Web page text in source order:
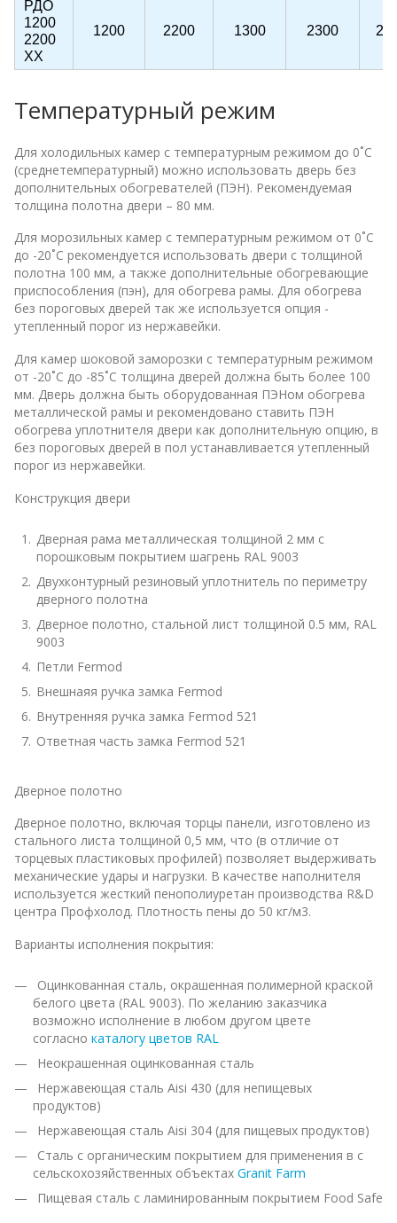
РДО
1200
2200
ХХ
1200 2200 1300 2300
Температурный режим
Для холодильных камер с температурным режимом до 0˚C
(среднетемпературный) можно использовать дверь без
дополнительных обогревателей (ПЭН). Рекомендуемая
толщина полотна двери – 80 мм.
Для морозильных камер с температурным режимом от 0˚C
до -20˚C рекомендуется использовать двери с толщиной
полотна 100 мм, а также дополнительные обогревающие
приспособления (пэн), для обогрева рамы. Для обогрева
без пороговых дверей так же используется опция -
утепленный порог из нержавейки.
Для камер шоковой заморозки с температурным режимом
от -20˚C до -85˚C толщина дверей должна быть более 100
мм. Дверь должна быть оборудованная ПЭНом обогрева
металлической рамы и рекомендовано ставить ПЭН
обогрева уплотнителя двери как дополнительную опцию, в
без пороговых дверей в пол устанавливается утепленный
порог из нержавейки.
Конструкция двери
Дверная рама металлическая толщиной 2 мм с
порошковым покрытием шагрень RAL 9003
Двухконтурный резиновый уплотнитель по периметру
дверного полотна
Дверное полотно, стальной лист толщиной 0.5 мм, RAL
9003
Петли Fermod
Внешнаяя ручка замка Fermod
Внутренняя ручка замка Fermod 521
Ответная часть замка Fermod 521
Дверное полотно
Дверное полотно, включая торцы панели, изготовлено из
стального листа толщиной 0,5 мм, что (в отличие от
торцевых пластиковых профилей) позволяет выдерживать
механические удары и нагрузки. В качестве наполнителя
используется жесткий пенополиуретан производства R&D
центра Профхолод. Плотность пены до 50 кг/м3.
Варианты исполнения покрытия:
Оцинкованная сталь, окрашенная полимерной краской
белого цвета (RAL 9003). По желанию заказчика
возможно исполнение в любом другом цвете
согласно каталогу цветов RAL
Неокрашенная оцинкованная сталь
Нержавеющая сталь Aisi 430 (для непищевых
продуктов)
Нержавеющая сталь Aisi 304 (для пищевых продуктов)
Сталь с органическим покрытием для применения в с
сельскохозяйственных объектах Granit Farm
Пищевая сталь с ламинированным покрытием Food Safe